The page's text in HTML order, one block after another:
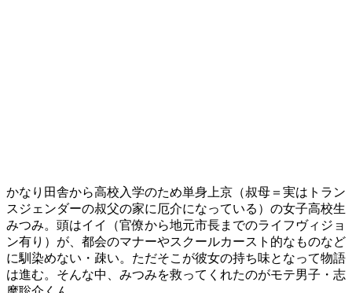
かなり田舎から高校入学のため単身上京（叔母＝実はトラン
スジェンダーの叔父の家に厄介になっている）の女子高校生
みつみ。頭はイイ（官僚から地元市長までのライフヴィジョ
ン有り）が、都会のマナーやスクールカースト的なものなど
に馴染めない・疎い。ただそこが彼女の持ち味となって物語
は進む。そんな中、みつみを救ってくれたのがモテ男子・志